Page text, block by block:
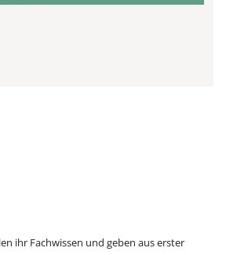
ihr Fachwissen und geben aus erster